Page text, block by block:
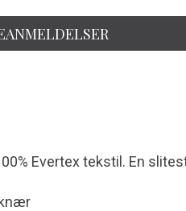
Evertex tekstil. En